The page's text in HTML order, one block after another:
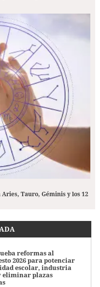
Tauro, Géminis y los 12
reformas al
2026 para potenciar
escolar, industria
plazas